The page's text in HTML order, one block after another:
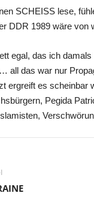
SCHEISS lese,
DDR 1989 wäre von
egal, das ich
all das war nur
ergreift es scheinbar
Pegida